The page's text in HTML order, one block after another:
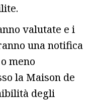
valutate e i
una notifica
meno
la Maison de
degli